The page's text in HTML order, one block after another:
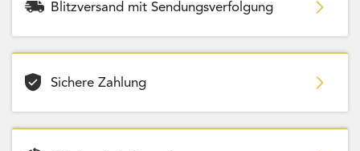
Blitzversand mit Sendungsverfolgung
Sichere Zahlung